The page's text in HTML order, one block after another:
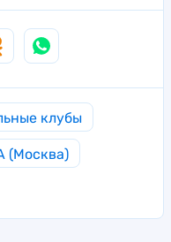
клубы
(Москва)